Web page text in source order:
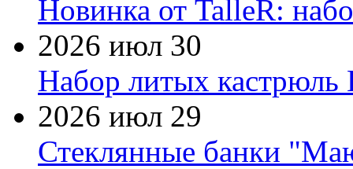
Новинка от TalleR:
2026 июл 30
Набор литых кастрюль
2026 июл 29
Стеклянные банки